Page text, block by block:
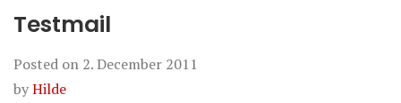
Testmail
Posted on 2. December 2011
byHilde